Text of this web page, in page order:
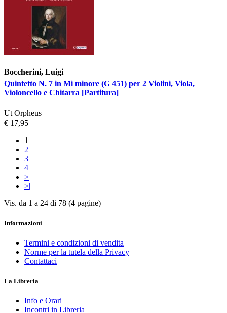
Boccherini, Luigi
Quintetto N. 7 in Mi minore (G 451) per 2 Violini, Viola,
Violoncello e Chitarra [Partitura]
Ut Orpheus
€ 17,95
1
2
3
4
>
>|
Vis. da 1 a 24 di 78 (4 pagine)
Informazioni
Termini e condizioni di vendita
Norme per la tutela della Privacy
Contattaci
La Libreria
Info e Orari
Incontri in Libreria